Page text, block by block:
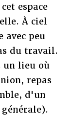
espace
À ciel
avec peu
du travail.
un lieu où
repas
d'un